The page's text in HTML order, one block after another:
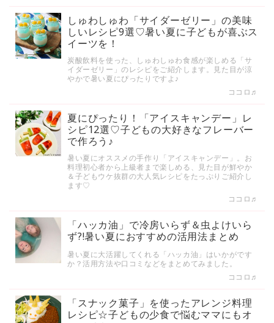
しゅわしゅわ「サイダーゼリー」の美味
しいレシピ9選♡暑い夏に子どもが喜ぶス
イーツを！
炭酸飲料を使った、しゅわしゅわ食感が楽しめる「サ
イダーゼリー」のレシピをご紹介します。見た目が涼
やかで暑い夏にぴったりですよ♪
ココロ♬
夏にぴったり！「アイスキャンデー」レ
シピ12選♡子どもの大好きなフレーバー
で作ろう♪
暑い夏にオススメの手作り「アイスキャンデー」。お
料理初心者から上級者まで楽しめる、見た目が鮮やか
＆子どもウケ抜群の大人気レシピをたっぷりご紹介し
ます♡
ココロ♬
「ハッカ油」で冷房いらず＆虫よけいら
ず?!暑い夏におすすめの活用法まとめ
暑い夏に大活躍してくれる「ハッカ油」はいかがです
か？活用方法や口コミなどをまとめてみました。
ココロ♬
「スナック菓子」を使ったアレンジ料理
レシピ☆子どもの少食で悩むママにもオ